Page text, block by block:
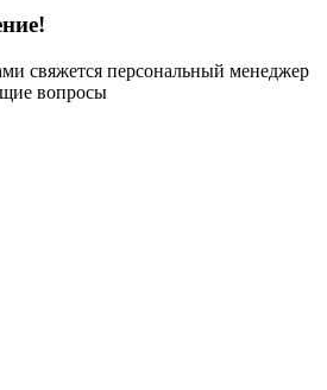
свяжется персональный менеджер
вопросы